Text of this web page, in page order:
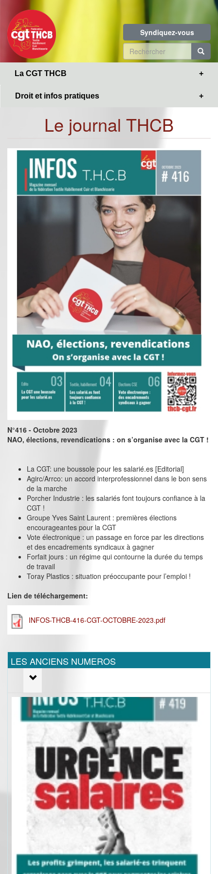
contenu
principal
Syndiquez-vous
Formulaire
de
La CGT THCB
Droit et infos pratiques
Le journal THCB
N°416 - Octobre 2023
NAO, élections, revendications : on s’organise avec la CGT !
La CGT: une boussole pour les salarié.es [Editorial]
Agirc/Arrco: un accord interprofessionnel dans le bon sens
de la marche
Porcher Industrie : les salariés font toujours confiance à la
CGT !
Groupe Yves Saint Laurent : premières élections
encourageantes pour la CGT
Vote électronique : un passage en force par les directions
et des encadrements syndicaux à gagner
Forfait jours : un régime qui contourne la durée du temps
de travail
Toray Plastics : situation préoccupante pour l’emploi !
Lien de téléchargement:
INFOS-THCB-416-CGT-OCTOBRE-2023.pdf
LES ANCIENS NUMEROS